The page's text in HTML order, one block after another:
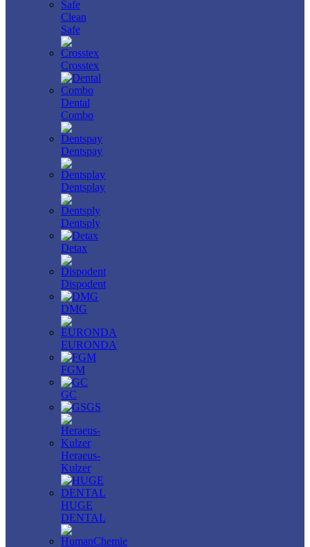
Clean
Safe
Crosstex
Dental
Combo
Dentspay
Dentsplay
Dentsply
Detax
Dispodent
DMG
EURONDA
FGM
GC
GS
Heraeus-
Kulzer
HUGE
DENTAL